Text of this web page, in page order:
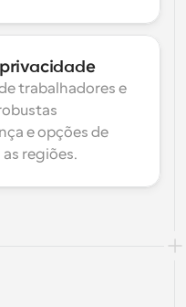
trabalhadores e
e opções de
regiões.